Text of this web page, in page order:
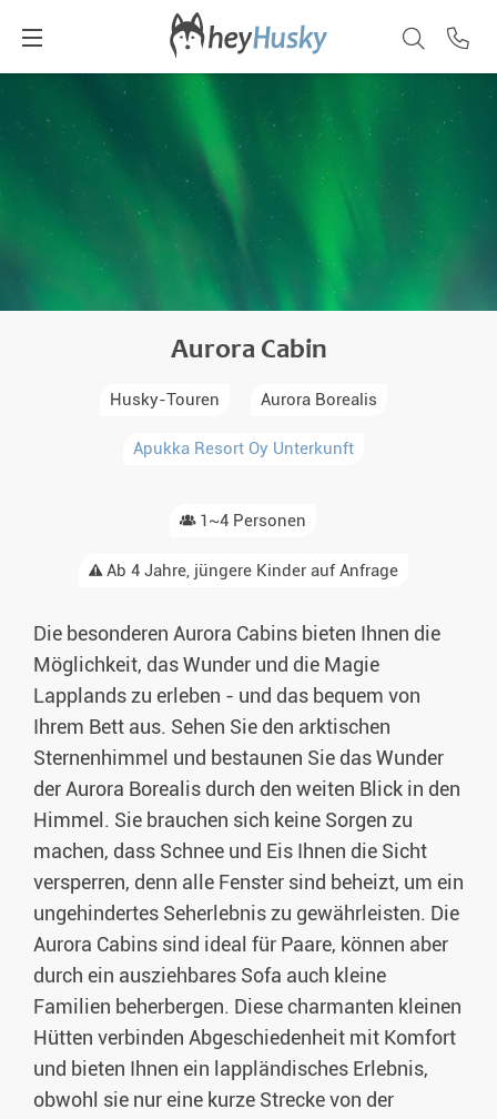
Aurora Cabin
Husky-Touren Aurora Borealis
Apukka Resort Oy Unterkunft
1~4 Personen
Ab 4 Jahre, jüngere Kinder auf Anfrage
Die besonderen Aurora Cabins bieten Ihnen die
Möglichkeit, das Wunder und die Magie
Lapplands zu erleben - und das bequem von
Ihrem Bett aus. Sehen Sie den arktischen
Sternenhimmel und bestaunen Sie das Wunder
der Aurora Borealis durch den weiten Blick in den
Himmel. Sie brauchen sich keine Sorgen zu
machen, dass Schnee und Eis Ihnen die Sicht
versperren, denn alle Fenster sind beheizt, um ein
ungehindertes Seherlebnis zu gewährleisten. Die
Aurora Cabins sind ideal für Paare, können aber
durch ein ausziehbares Sofa auch kleine
Familien beherbergen. Diese charmanten kleinen
Hütten verbinden Abgeschiedenheit mit Komfort
und bieten Ihnen ein lappländisches Erlebnis,
obwohl sie nur eine kurze Strecke von der